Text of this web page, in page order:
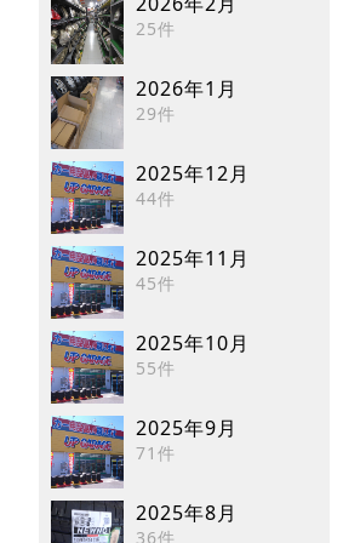
25件
2026年1月
29件
2025年12月
44件
2025年11月
45件
2025年10月
55件
2025年9月
71件
2025年8月
36件